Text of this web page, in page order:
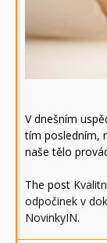
V dnešním
tím posledním,
naše tělo
The post
odpočinek v
NovinkyIN.